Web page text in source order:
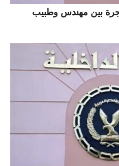
بين مهندس وطبيب